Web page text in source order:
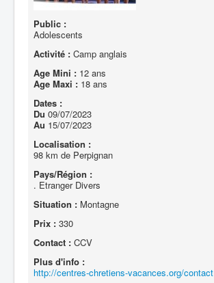
Public :
Adolescents
Activité : Camp anglais
Age Mini : 12 ans
Age Maxi : 18 ans
Dates :
Du 09/07/2023
Au 15/07/2023
Localisation :
98 km de Perpignan
Pays/Région :
. Etranger Divers
Situation : Montagne
Prix : 330
Contact : CCV
Plus d'info :
http://centres-chretiens-vacances.org/contact